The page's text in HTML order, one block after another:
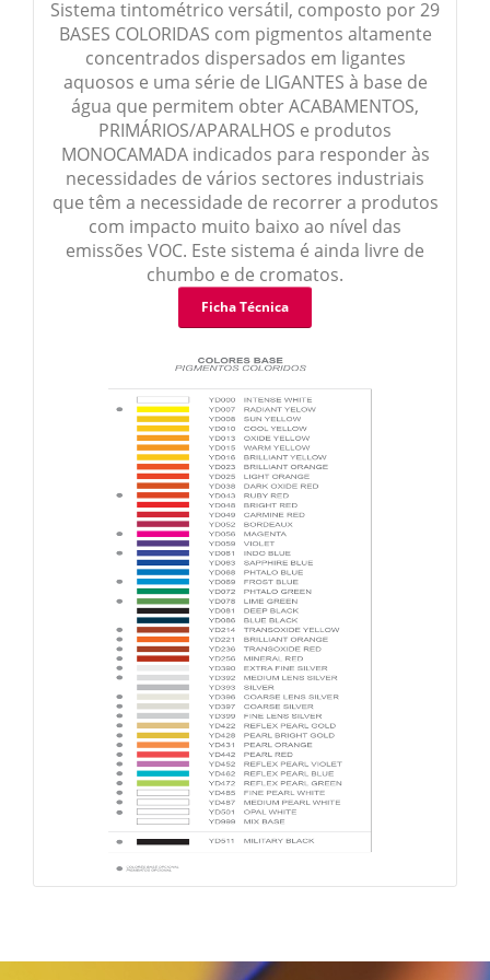
Endurecedores
Esmaltes
Esmaltes 2K
Polimentos
Primários
Vernizes
Esmaltes
Esmaltes Effect
Esmaltes Hydro
Primários
Primários Effect
Vernizes
Sistema tintométrico versátil, composto por 29
BASES COLORIDAS com pigmentos altamente
concentrados dispersados em ligantes
aquosos e uma série de LIGANTES à base de
água que permitem obter ACABAMENTOS,
PRIMÁRIOS/APARALHOS e produtos
MONOCAMADA indicados para responder às
necessidades de vários sectores industriais
que têm a necessidade de recorrer a produtos
com impacto muito baixo ao nível das
emissões VOC. Este sistema é ainda livre de
chumbo e de cromatos.
Ficha Técnica